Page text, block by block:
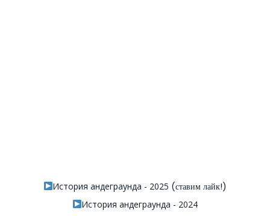
История андеграунда - 2025 (ставим лайк!)
История андеграунда - 2024